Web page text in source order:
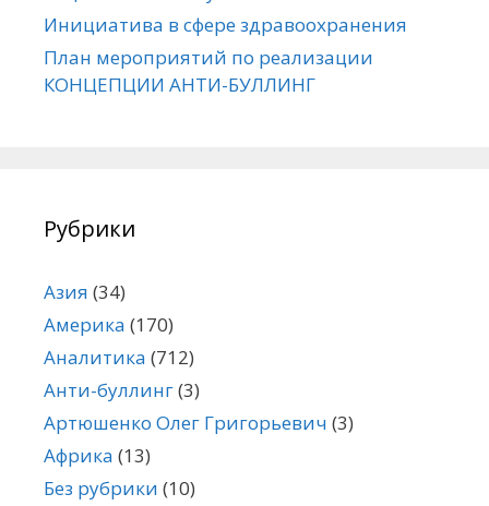
Инициатива в сфере здравоохранения
План мероприятий по реализации
КОНЦЕПЦИИ АНТИ-БУЛЛИНГ
Рубрики
Азия (34)
Америка (170)
Аналитика (712)
Анти-буллинг(3)
Артюшенко Олег Григорьевич (3)
Африка (13)
Без рубрики (10)